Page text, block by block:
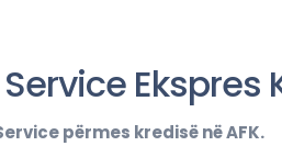
Ekspres
përmes kredisë në AFK.